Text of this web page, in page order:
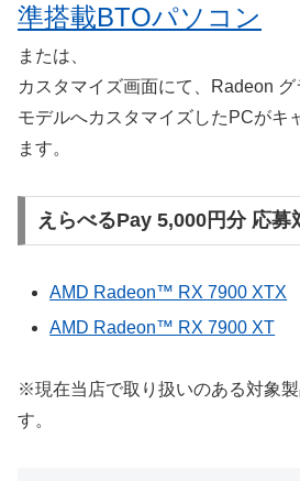
準搭載BTOパソコン
または、
カスタマイズ画面にて、Radeon
モデルへカスタマイズしたPCがキ
ます。
えらべるPay 5,000円分 応募
AMD Radeon™ RX 7900 XTX
AMD Radeon™ RX 7900 XT
※現在当店で取り扱いのある対象
す。